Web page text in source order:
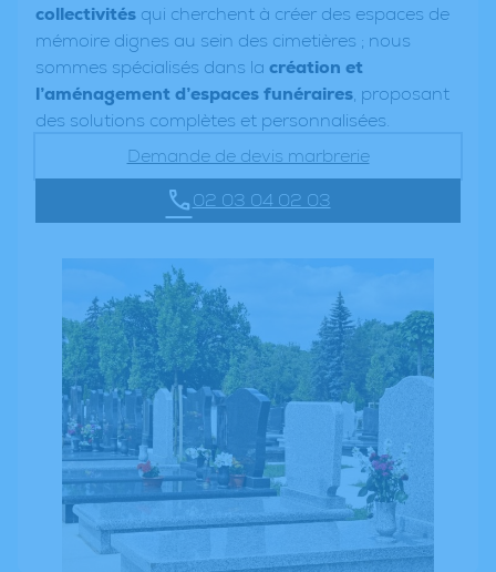
collectivités qui cherchent à créer des espaces de
mémoire dignes au sein des cimetières ; nous
sommes spécialisés dans la création et
l’aménagement d’espaces funéraires, proposant
des solutions complètes et personnalisées.
Demande de devis marbrerie
02 03 04 02 03